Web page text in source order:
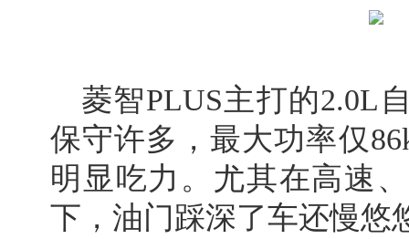
菱智PLUS主打的2.0L
保守许多，最大功率仅
明显吃力。尤其在高速
下，油门踩深了车还慢悠